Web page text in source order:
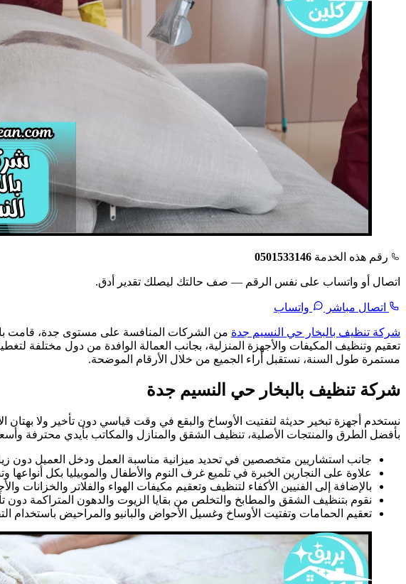
رقم هذه الخدمة 0501533146
اتصال أو واتساب على نفس الرقم — صف حالتك ليصلك تقدير أدق.
اتصال مباشر واتساب
شركة تنظيف بالبخار حي النسيم جدة من الشركات المنافسة على مستوى جدة، قامت
تعقيم وتنظيف المكيفات والأجهزة المنزلية، بجانب العمالة الوافدة من دول مختلفة
مستمرة طول السنة، نستقبل أراء الجميع من خلال الأرقام الموضحة.
شركة تنظيف بالبخار حي النسيم جدة
نستخدم أجهزة تبخير حديثة لتفتيت الأوساخ والبقع في وقت قياسي دون تأخير ولا بهتان
بأفضل الطرق والمنتجات الأصلية، تنظيف الشقق والمنازل والمكاتب بأيدي محترفة
جانب استشاريين متخصصين في تحديد ميزانية مناسبة العمل ودخل العميل دون
علاوة على النجارين الخبرة في تلميع غرف النوم والأطفال والموبيليا بكل أنواعها
بالإضافة إلى الفنيين الأكفاء لتنظيف وتعقيم مكيفات الهواء والفلاتر والخزانات
نقوم بتنظيف الشقق والمطابخ والتخلص من بقايا الزيوت والدهون المتراكمة دون
تعقيم الحمامات وتفتيت الأوساخ وغسيل الأحواض والبانيو والمراحيض باستخدام